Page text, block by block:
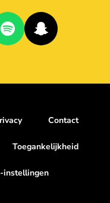
Contact
Toegankelijkheid
instellingen